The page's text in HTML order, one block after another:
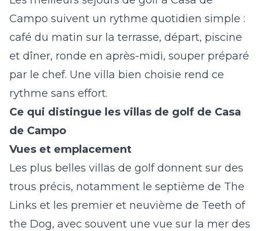
Campo suivent un rythme quotidien simple :
café du matin sur la terrasse, départ, piscine
et dîner, ronde en après-midi, souper préparé
par le chef. Une villa bien choisie rend ce
rythme sans effort.
Ce qui distingue les villas de golf de Casa
de Campo
Vues et emplacement
Les plus belles villas de golf donnent sur des
trous précis, notamment le septième de The
Links et les premier et neuvième de Teeth of
the Dog, avec souvent une vue sur la mer des